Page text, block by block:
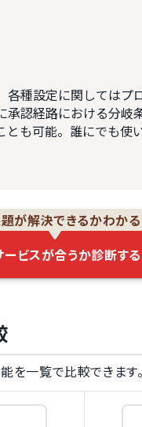
種設定に関してはプ
認経路における分
も可能。誰にでも使
が解決できるかわかる
ービスが合うか診断する
を一覧で比較できます。